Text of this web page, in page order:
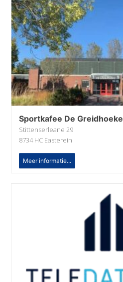
Sportkafee De Greidhoeke
Stittenserleane 29
8734 HC Easterein
Meer informatie...